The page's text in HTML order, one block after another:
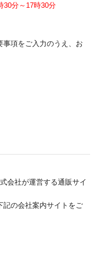
分～17時30分
事項をご入力のうえ、お
会社が運営する通販サイ
記の会社案内サイトをご